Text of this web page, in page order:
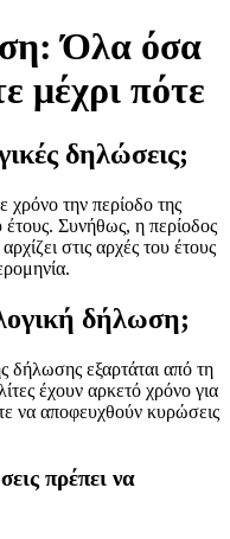
Όλα όσα
μέχρι πότε
δηλώσεις;
χρόνο την περίοδο της
Συνήθως, η περίοδος
στις αρχές του έτους
δήλωση;
δήλωσης εξαρτάται από τη
έχουν αρκετό χρόνο για
να αποφευχθούν κυρώσεις
πρέπει να